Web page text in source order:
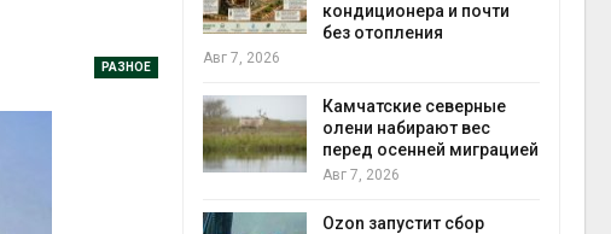
РАЗНОЕ
кондиционера и почти
без отопления
Авг 7, 2026
Камчатские северные
олени набирают вес
перед осенней миграцией
Авг 7, 2026
Ozon запустит сбор